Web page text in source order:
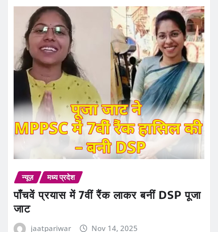
न्यूज़ मध्य प्रदेश
पाँचवें प्रयास में 7वीं रैंक लाकर बनीं DSP पूजा
जाट
jaatpariwar Nov 14, 2025